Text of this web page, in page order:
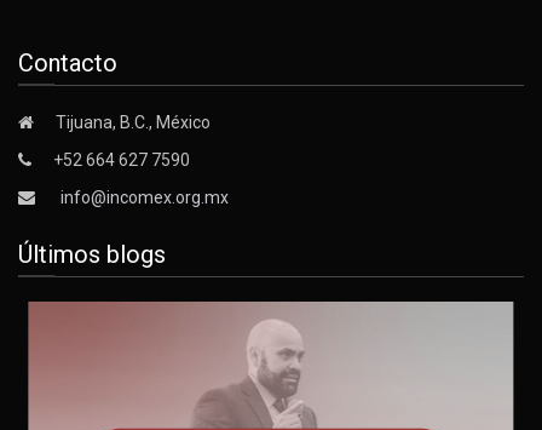
Contacto
Tijuana, B.C., México
+52 664 627 7590
info@incomex.org.mx
Últimos blogs